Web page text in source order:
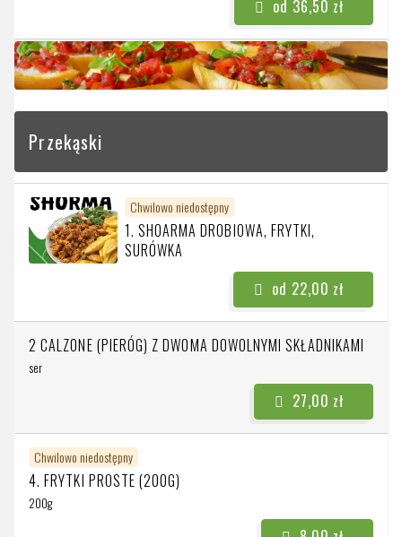
Przekąski
Chwilowo niedostępny
1. SHOARMA DROBIOWA, FRYTKI,
SURÓWKA
2 CALZONE (PIERÓG) Z DWOMA DOWOLNYMI SKŁADNIKAMI
ser
Chwilowo niedostępny
4. FRYTKI PROSTE (200G)
200g